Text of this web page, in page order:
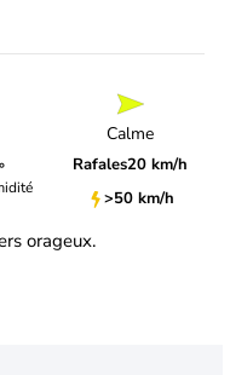
Calme
Rafales20 km/h
>50 km/h
orageux.